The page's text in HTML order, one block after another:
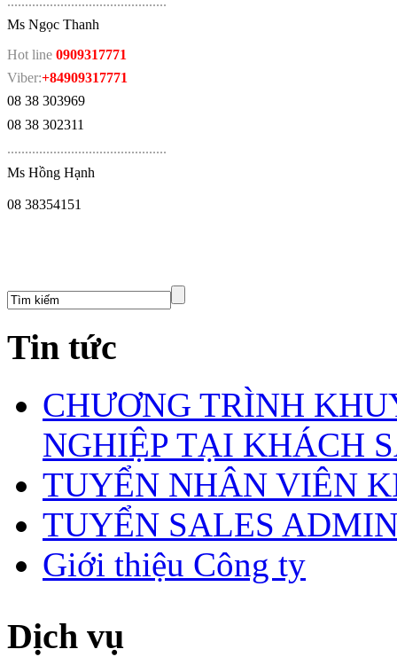
Ms Ngọc Thanh
Hot line 0909317771
Viber:+84909317771
08 38 303969
08 38 302311
.............................................
Ms Hồng Hạnh
08 38354151
Tin tức
CHƯƠNG TRÌNH
NGHIỆP TẠI KHÁCH
TUYỂN NHÂN VIÊN
TUYỂN SALES
Giới thiệu Công ty
Dịch vụ